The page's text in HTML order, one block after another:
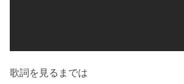
歌詞を見るまでは